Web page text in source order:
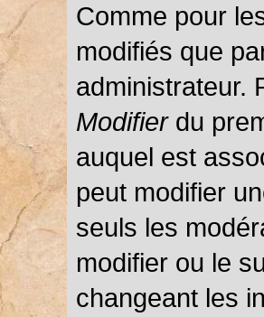
Comme pour
modifiés que
administrateur.
Modifierdu
auquel est
peut modifier
seuls les
modifier ou le
changeant les